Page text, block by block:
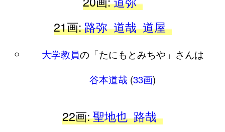
21画:路弥 道哉 道屋
大学教員の「たにもとみちや」さんは
谷本道哉 (33画)
22画:聖地也 路哉